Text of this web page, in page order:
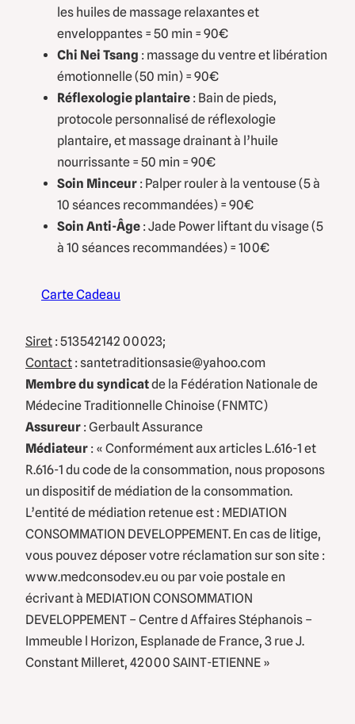
les huiles de massage relaxantes et
enveloppantes = 50 min = 90€
Chi Nei Tsang : massage du ventre et libération
émotionnelle (50 min) = 90€
Réflexologie plantaire : Bain de pieds,
protocole personnalisé de réflexologie
plantaire, et massage drainant à l’huile
nourrissante = 50 min = 90€
Soin Minceur : Palper rouler à la ventouse (5 à
10 séances recommandées) = 90€
Soin Anti-Âge : Jade Power liftant du visage (5
à 10 séances recommandées) = 100€
Carte Cadeau
Siret : 513542142 00023;
Contact : santetraditionsasie@yahoo.com
Membre du syndicatde la Fédération Nationale de
Médecine Traditionnelle Chinoise (FNMTC)
Assureur : Gerbault Assurance
Médiateur : « Conformément aux articles L.616-1 et
R.616-1 du code de la consommation, nous proposons
un dispositif de médiation de la consommation.
L’entité de médiation retenue est : MEDIATION
CONSOMMATION DEVELOPPEMENT. En cas de litige,
vous pouvez déposer votre réclamation sur son site :
www.medconsodev.eu ou par voie postale en
écrivant à MEDIATION CONSOMMATION
DEVELOPPEMENT – Centre d Affaires Stéphanois –
Immeuble l Horizon, Esplanade de France, 3 rue J.
Constant Milleret, 42000 SAINT-ETIENNE »